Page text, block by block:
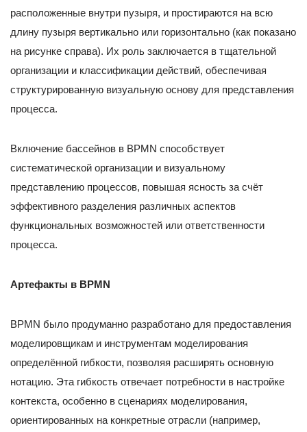
расположенные внутри пузыря, и простираются на всю
длину пузыря вертикально или горизонтально (как показано
на рисунке справа). Их роль заключается в тщательной
организации и классификации действий, обеспечивая
структурированную визуальную основу для представления
процесса.
Включение бассейнов в BPMN способствует
систематической организации и визуальному
представлению процессов, повышая ясность за счёт
эффективного разделения различных аспектов
функциональных возможностей или ответственности
процесса.
Артефакты в BPMN
BPMN было продуманно разработано для предоставления
моделировщикам и инструментам моделирования
определённой гибкости, позволяя расширять основную
нотацию. Эта гибкость отвечает потребности в настройке
контекста, особенно в сценариях моделирования,
ориентированных на конкретные отрасли (например,